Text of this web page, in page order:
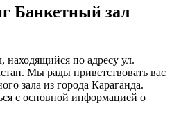
Банкетный зал
находящийся по адресу ул.
Мы рады приветствовать вас
зала из города Караганда.
с основной информацией о